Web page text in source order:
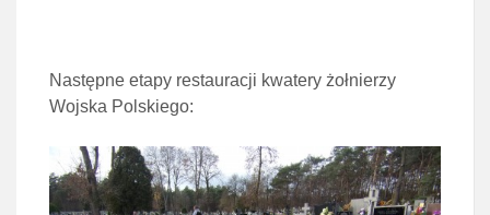
Następne etapy restauracji kwatery żołnierzy
Wojska Polskiego: